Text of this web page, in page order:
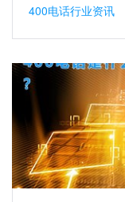
400电话行业资讯